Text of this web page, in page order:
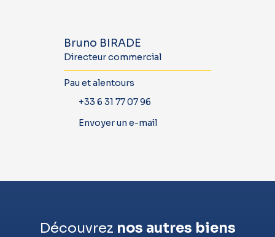
Bruno BIRADE
Directeur commercial
Pau et alentours
+33 6 31 77 07 96
Envoyer un e-mail
Découvrez nos autres biens